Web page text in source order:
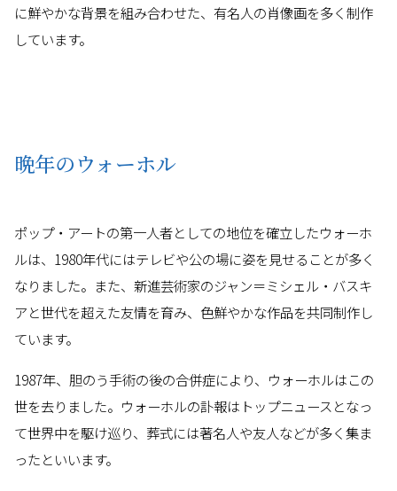
に鮮やかな背景を組み合わせた、有名人の肖像画を多く制作
しています。
晩年のウォーホル
ポップ・アートの第一人者としての地位を確立したウォーホ
ルは、1980年代にはテレビや公の場に姿を見せることが多く
なりました。また、新進芸術家のジャン＝ミシェル・バスキ
アと世代を超えた友情を育み、色鮮やかな作品を共同制作し
ています。
1987年、胆のう手術の後の合併症により、ウォーホルはこの
世を去りました。ウォーホルの訃報はトップニュースとなっ
て世界中を駆け巡り、葬式には著名人や友人などが多く集ま
ったといいます。